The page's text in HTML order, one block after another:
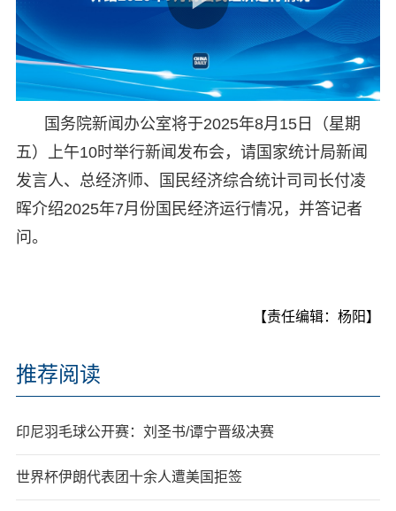
国务院新闻办公室将于2025年8月15日（星期
五）上午10时举行新闻发布会，请国家统计局新闻
发言人、总经济师、国民经济综合统计司司长付凌
晖介绍2025年7月份国民经济运行情况，并答记者
问。
【责任编辑：杨阳】
推荐阅读
印尼羽毛球公开赛：刘圣书/谭宁晋级决赛
世界杯伊朗代表团十余人遭美国拒签